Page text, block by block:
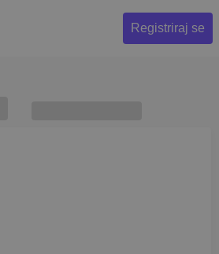
Registriraj se